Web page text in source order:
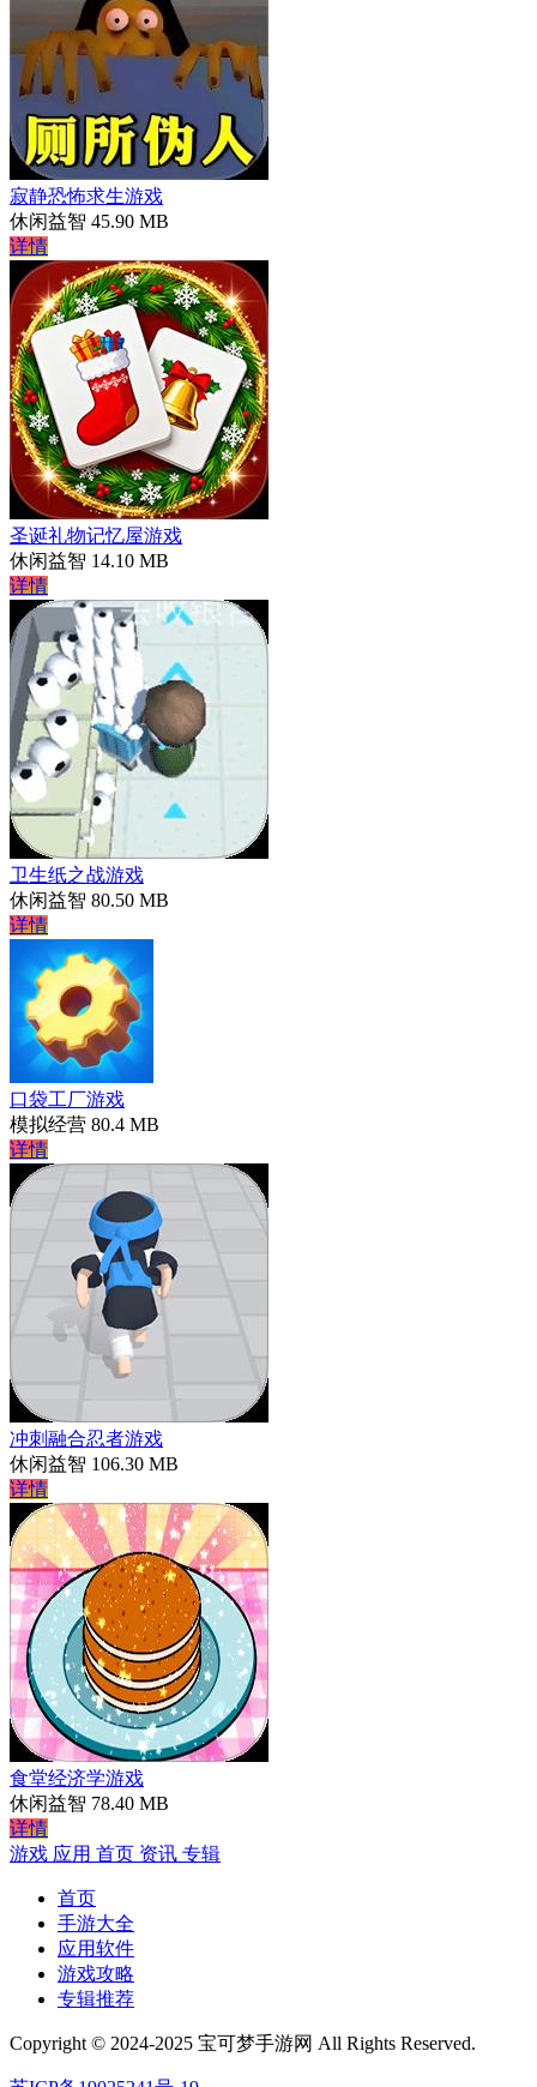
寂静恐怖求生游戏
休闲益智 45.90 MB
详情
圣诞礼物记忆屋游戏
休闲益智 14.10 MB
详情
卫生纸之战游戏
休闲益智 80.50 MB
详情
口袋工厂游戏
模拟经营 80.4 MB
详情
冲刺融合忍者游戏
休闲益智 106.30 MB
详情
食堂经济学游戏
休闲益智 78.40 MB
详情
游戏 应用 首页 资讯 专辑
首页
手游大全
应用软件
游戏攻略
专辑推荐
Copyright © 2024-2025 宝可梦手游网 All Rights Reserved.